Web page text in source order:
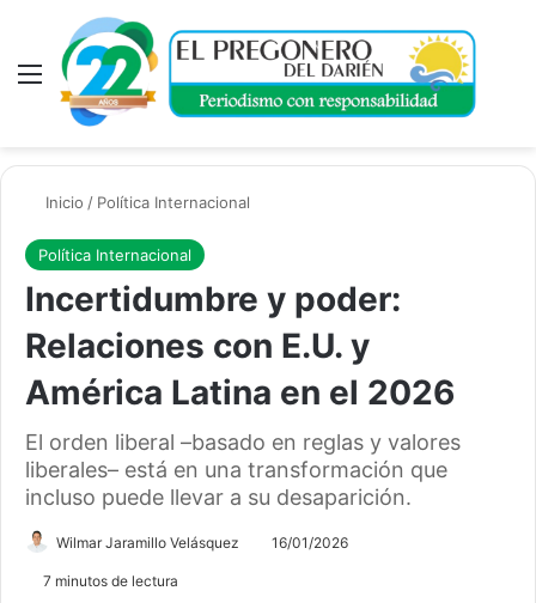
Menú
Inicio / Política Internacional
Política Internacional
Incertidumbre y poder:
Relaciones con E.U. y
América Latina en el 2026
El orden liberal –basado en reglas y valores
liberales– está en una transformación que
incluso puede llevar a su desaparición.
Wilmar Jaramillo Velásquez 16/01/2026
7 minutos de lectura